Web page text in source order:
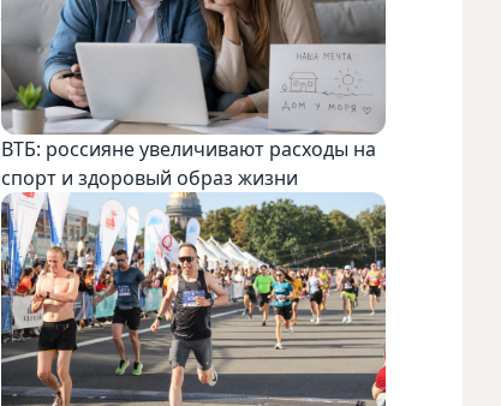
ВТБ: россияне увеличивают расходы на
спорт и здоровый образ жизни